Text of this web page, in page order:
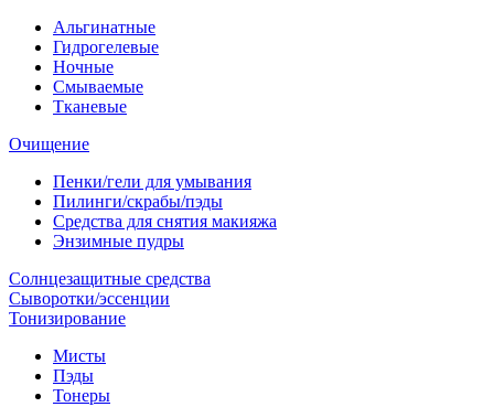
Альгинатные
Гидрогелевые
Ночные
Смываемые
Тканевые
Очищение
Пенки/гели для умывания
Пилинги/скрабы/пэды
Средства для снятия макияжа
Энзимные пудры
Солнцезащитные средства
Сыворотки/эссенции
Тонизирование
Мисты
Пэды
Тонеры